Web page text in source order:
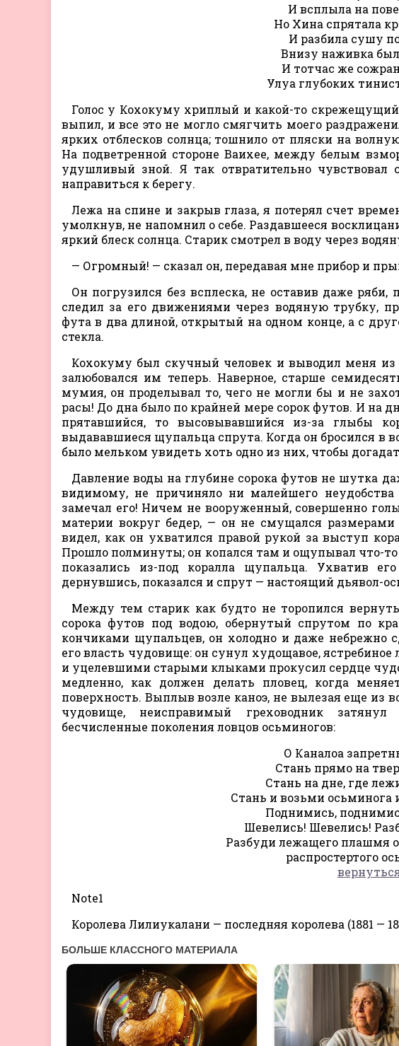
И всплыла на
Но Хина спрятала
И разбила сушу
Внизу наживка
И тотчас же
Улуа глубоких
Голос у Кохокуму хриплый и какой-то
выпил, и все это не могло смягчить моего
ярких отблесков солнца; тошнило от пляски на
На подветренной стороне Ваихее, между белым
удушливый зной. Я так отвратительно
направиться к берегу.
Лежа на спине и закрыв глаза, я потерял счет
умолкнув, не напомнил о себе. Раздавшееся
яркий блеск солнца. Старик смотрел в воду через
— Огромный! — сказал он, передавая мне прибор и
Он погрузился без всплеска, не оставив даже
следил за его движениями через водяную трубку,
фута в два длиной, открытый на одном конце, а с
стекла.
Кохокуму был скучный человек и выводил меня из
залюбовался им теперь. Наверное, старше
мумия, он проделывал то, чего не могли бы и не
расы! До дна было по крайней мере сорок футов. И на
прятавшийся, то высовывавшийся из-за глыбы
выдававшиеся щупальца спрута. Когда он бросился в
было мельком увидеть хоть одно из них, чтобы
Давление воды на глубине сорока футов не шутка
видимому, не причиняло ни малейшего
замечал его! Ничем не вооруженный, совершенно
материи вокруг бедер, — он не смущался
видел, как он ухватился правой рукой за выступ
Прошло полминуты; он копался там и ощупывал что-
показались из-под коралла щупальца. Ухватив
дернувшись, показался и спрут — настоящий дьявол-
Между тем старик как будто не торопился
сорока футов под водою, обернутый спрутом по
кончиками щупальцев, он холодно и даже небрежно
его власть чудовище: он сунул худощавое,
и уцелевшими старыми клыками прокусил сердце
медленно, как должен делать пловец, когда
поверхность. Выплыв возле каноэ, не вылезая еще из
чудовище, неисправимый греховодник затянул
бесчисленные поколения ловцов осьминогов:
О Каналоа
Стань прямо на
Стань на дне, где
Стань и возьми осьминога
Поднимись,
Шевелись! Шевелись!
Разбуди лежащего плашмя
распростертого
Note1
Королева Лилиукалани — последняя королева (1881 —